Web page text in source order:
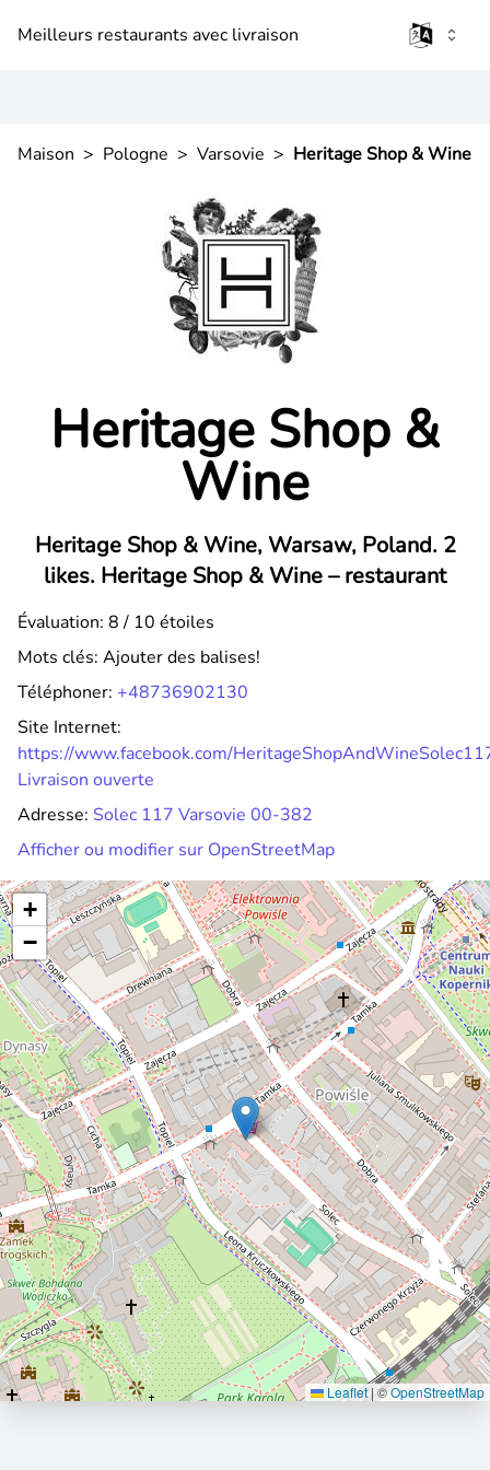
Meilleurs restaurants avec livraison
Maison > Pologne > Varsovie > Heritage Shop & Wine
Heritage Shop &
Wine
Heritage Shop & Wine, Warsaw, Poland. 2
likes. Heritage Shop & Wine –restaurant
Évaluation: 8 / 10 étoiles
Mots clés: Ajouter des balises!
Téléphoner: +48736902130
Site Internet:
https://www.facebook.com/
Livraison ouverte
Adresse: Solec 117 Varsovie 00-382
Afficher ou modifier sur OpenStreetMap
+
−
Leaflet|©OpenStreetMap